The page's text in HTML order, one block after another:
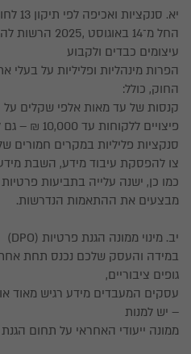
יא. סנקציות ואכיפה לפי תיקון 13 לחוק הגנת הפרטיות
החל מ־14
עיצומים כבדים ולקבוע
הפרות מינהליות ופליליות על בעלי
החוק, כולל:
קנסות של עד מאות אלפי שקלים על
פיצויים ללקוחות עד 10,000 ₪ – גם ללא הוכחת נזק
סנקציות פליליות במקרים חמורים
צו להפסקת עיבוד מידע, השבת
כמו כן, ישנה עלייה בתביעות פרטיות
מבצעים את ההתאמות הנדרשות.
יב. מינוי ממונה הגנת פרטיות (DPO)
במידה והעסק שלכם נכנס תחת אחת
גופים ציבוריים,
– יש למנות
ממונה ייעודי האחראי על תחום